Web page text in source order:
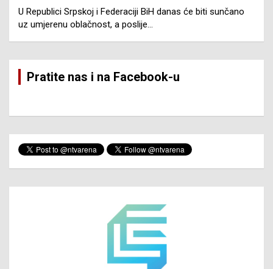
U Republici Srpskoj i Federaciji BiH danas će biti sunčano
uz umjerenu oblačnost, a poslije…
Pratite nas i na Facebook-u